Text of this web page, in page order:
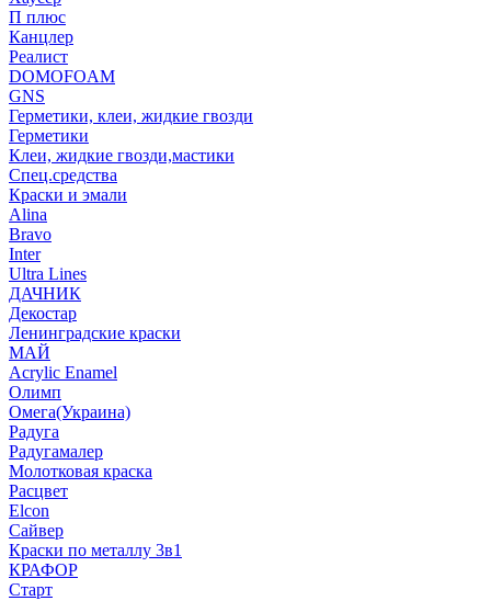
П плюс
Канцлер
Реалист
DOMOFOAM
GNS
Герметики, клеи, жидкие гвозди
Герметики
Клеи, жидкие гвозди,мастики
Спец.средства
Краски и эмали
Alina
Bravo
Inter
Ultra Lines
ДАЧНИК
Декостар
Ленинградские краски
МАЙ
Acrylic Enamel
Олимп
Омега(Украина)
Радуга
Радугамалер
Молотковая краска
Расцвет
Elcon
Сайвер
Краски по металлу 3в1
КРАФОР
Старт